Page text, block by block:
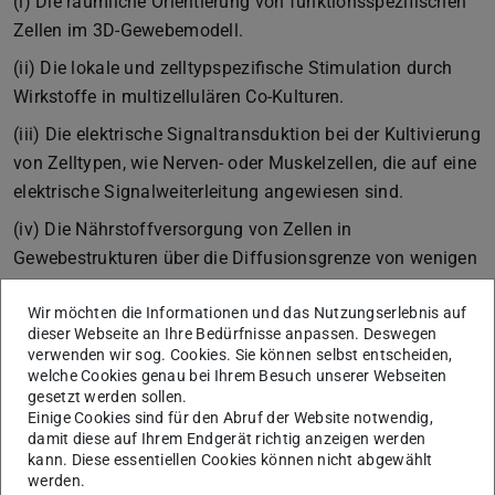
Zellen im 3D-Gewebemodell.
(ii) Die lokale und zelltypspezifische Stimulation durch
Wirkstoffe in multizellulären Co-Kulturen.
(iii) Die elektrische Signaltransduktion bei der Kultivierung
von Zelltypen, wie Nerven- oder Muskelzellen, die auf eine
elektrische Signalweiterleitung angewiesen sind.
(iv) Die Nährstoffversorgung von Zellen in
Gewebestrukturen über die Diffusionsgrenze von wenigen
Hierzu werden die ausgezeichneten zell-biologischen
Eigenschaften von Protein-basierten Hydrogelen, die aus
der extrazellulären Matrix gewonnenen werden können,
mit den multifunktionalen physiko-chemischen
Eigenschaften von Mikrofasern kombiniert. Auf Grund
ihrer guten Verfügbarkeit und ihrer hohen Biofunktionaltät
Wir möchten die Informationen und das Nutzungserlebnis auf
dieser Webseite an Ihre Bedürfnisse anpassen. Deswegen
verwenden wir sog. Cookies. Sie können selbst entscheiden,
welche Cookies genau bei Ihrem Besuch unserer Webseiten
gesetzt werden sollen.
Einige Cookies sind für den Abruf der Website notwendig,
damit diese auf Ihrem Endgerät richtig anzeigen werden
kann. Diese essentiellen Cookies können nicht abgewählt
werden.